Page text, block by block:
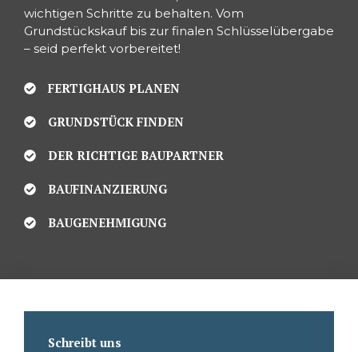
wichtigen Schritte zu behalten. Vom
Grundstückskauf bis zur finalen Schlüsselübergabe
– seid perfekt vorbereitet!
FERTIGHAUS PLANEN
GRUNDSTÜCK FINDEN
DER RICHTIGE BAUPARTNER
BAUFINANZIERUNG
BAUGENEHMIGUNG
Schreibt uns